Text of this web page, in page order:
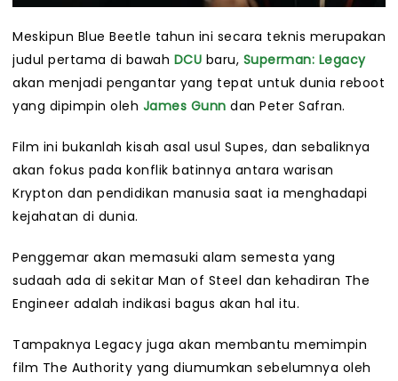
Meskipun Blue Beetle tahun ini secara teknis merupakan
judul pertama di bawah DCU baru, Superman: Legacy
akan menjadi pengantar yang tepat untuk dunia reboot
yang dipimpin oleh James Gunn dan Peter Safran.
Film ini bukanlah kisah asal usul Supes, dan sebaliknya
akan fokus pada konflik batinnya antara warisan
Krypton dan pendidikan manusia saat ia menghadapi
kejahatan di dunia.
Penggemar akan memasuki alam semesta yang
sudaah ada di sekitar Man of Steel dan kehadiran The
Engineer adalah indikasi bagus akan hal itu.
Tampaknya Legacy juga akan membantu memimpin
film The Authority yang diumumkan sebelumnya oleh